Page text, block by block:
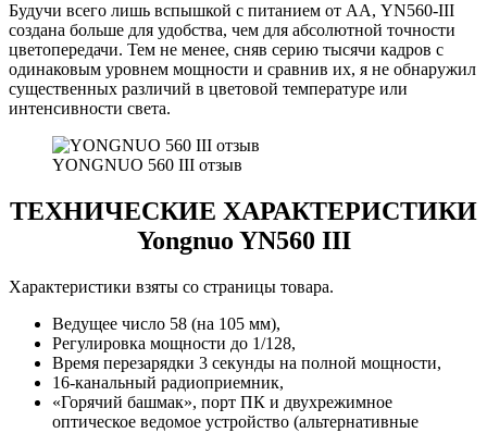
Будучи всего лишь вспышкой с питанием от АА, YN560-III
создана больше для удобства, чем для абсолютной точности
цветопередачи. Тем не менее, сняв серию тысячи кадров с
одинаковым уровнем мощности и сравнив их, я не обнаружил
существенных различий в цветовой температуре или
интенсивности света.
YONGNUO 560 III отзыв
ТЕХНИЧЕСКИЕ ХАРАКТЕРИСТИКИ
Yongnuo YN560 III
Характеристики взяты со страницы товара.
Ведущее число 58 (на 105 мм),
Регулировка мощности до 1/128,
Время перезарядки 3 секунды на полной мощности,
16-канальный радиоприемник,
«Горячий башмак», порт ПК и двухрежимное
оптическое ведомое устройство (альтернативные